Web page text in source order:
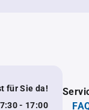
für Sie da!
- 17:00